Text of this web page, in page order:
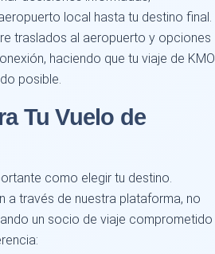
local hasta tu destino final.
traslados al aeropuerto y opciones
haciendo que tu viaje de KMO
posible.
Tu Vuelo de
como elegir tu destino.
a través de nuestra plataforma, no
un socio de viaje comprometido